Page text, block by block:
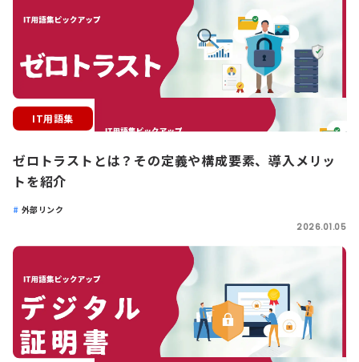
IT用語集
ゼロトラストとは？その定義や構成要素、導入メリッ
トを紹介
外部リンク
2026.01.05